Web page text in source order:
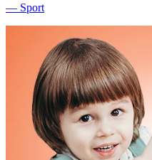
― Sport